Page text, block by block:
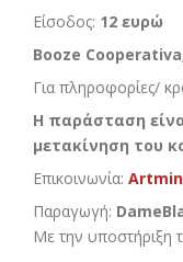
Είσοδος: 12 ευρώ
Booze
Για πληροφορίες/
Η παράσταση
μετακίνηση του
Επικοινωνία:
Παραγωγή:
Με την υποστήριξη